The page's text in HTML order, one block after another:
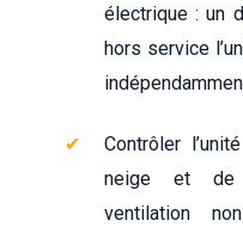
électrique : un
hors service
Contrôler
neige et de
ventilation